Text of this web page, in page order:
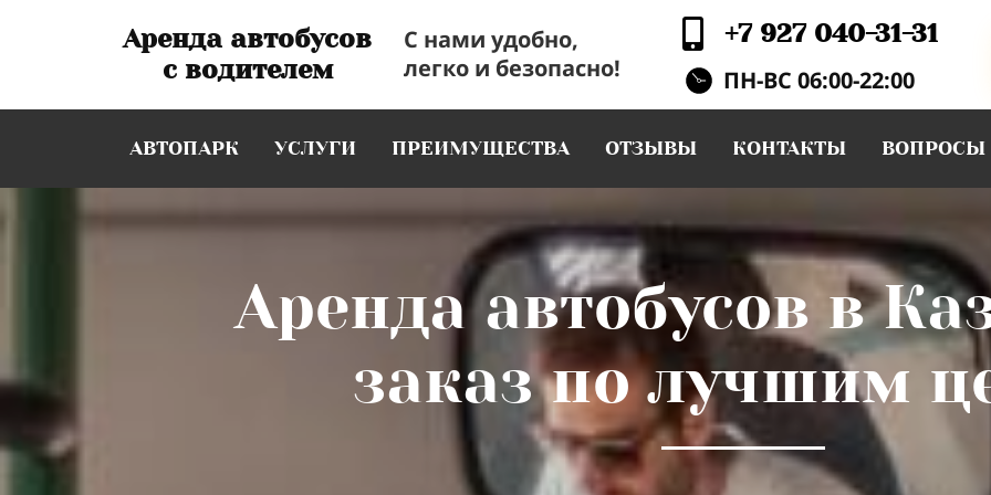
Аренда автобусов
с водителем
С нами удобно,
легко и безопасно!
+7 927 040-31-31
ПН-ВС 06:00-22:00
АВТОПАРК УСЛУГИ ПРЕИМУЩЕСТВА ОТЗЫВЫ КОНТАКТЫ ВОПРОСЫ
Аренда автобусов в
заказ по лучшим